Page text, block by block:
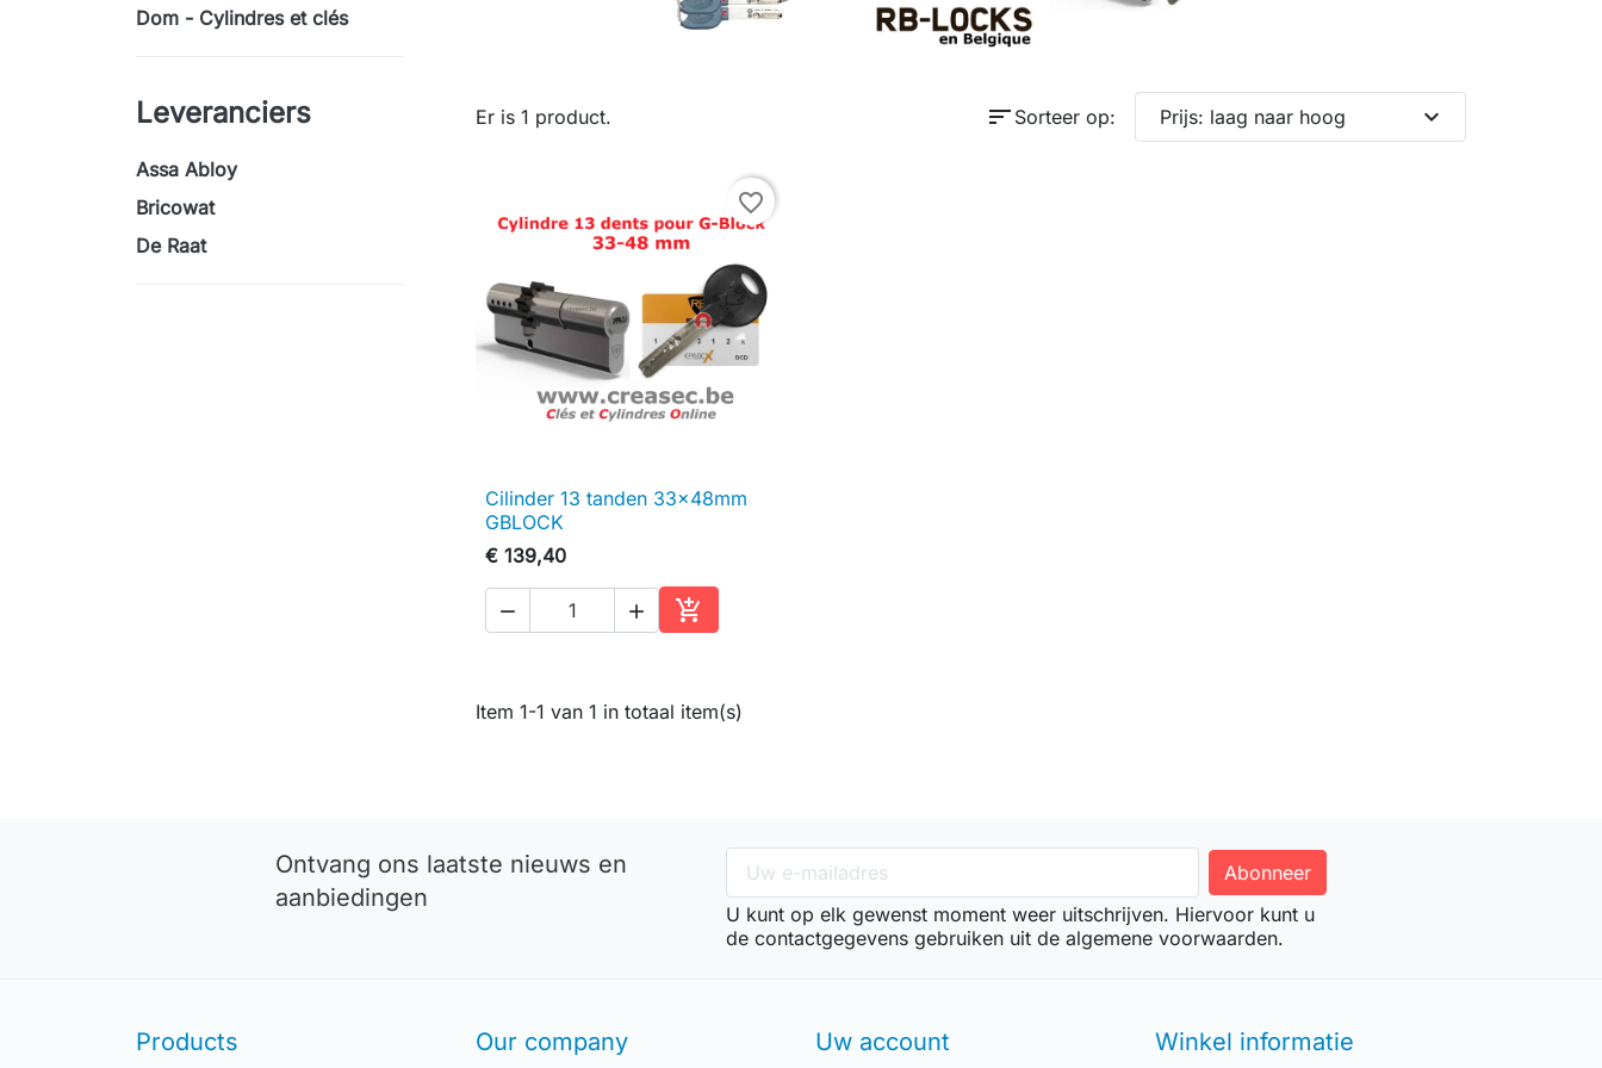
Dom - Cylindres et clés
Leveranciers
Assa Abloy
Bricowat
De Raat
Er is 1 product. sort Sorteer op: Prijs: laag naar hoog expand_more
favorite_border
 Snel bekijken
Cilinder 13 tanden 33x48mm
GBLOCK
€ 139,40
  
In winkelwagen
Item 1-1 van 1 in totaal item(s)
Ontvang ons laatste nieuws en
aanbiedingen
U kunt op elk gewenst moment weer uitschrijven. Hiervoor kunt u
de contactgegevens gebruiken uit de algemene voorwaarden.
Products Our company Uw account Winkel informatie